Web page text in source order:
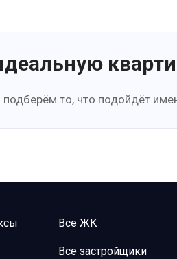
подберём то, что подойдёт
Все ЖК
Все застройщики